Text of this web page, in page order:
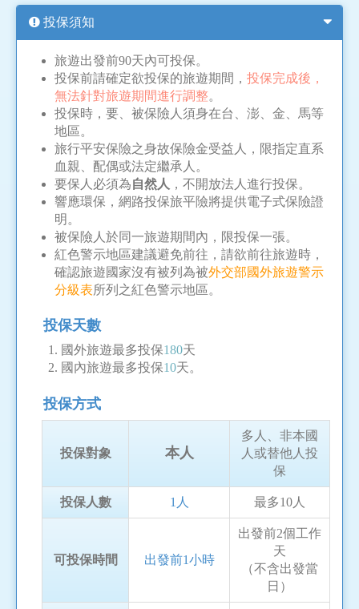
投保須知
旅遊出發前90天內可投保。
投保前請確定欲投保的旅遊期間， 投保完成後，
無法針對旅遊期間進行調整。
投保時，要、被保險人須身在台、澎、金、馬等
地區。
旅行平安保險之身故保險金受益人，限指定直系
血親、配偶或法定繼承人。
要保人必須為自然人 ，不開放法人進行投保。
響應環保，網路投保旅平險將提供電子式保險證
明。
被保險人於同一旅遊期間內，限投保一張。
紅色警示地區建議避免前往，請欲前往旅遊時，
確認旅遊國家沒有被列為被外交部國外旅遊警示
分級表所列之紅色警示地區。
投保天數
國外旅遊最多投保180天
國內旅遊最多投保10天。
投保方式
投保對象 本人
多人、非本國
人或替他人投
保
投保人數 1人 最多10人
可投保時間 出發前1小時
出發前2個工作
天
（不含出發當
日）